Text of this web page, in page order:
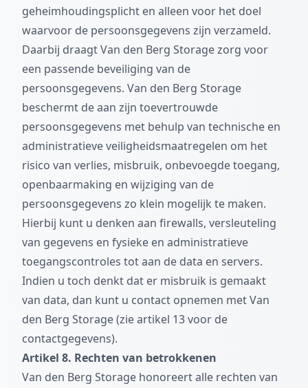
geheimhoudingsplicht en alleen voor het doel
waarvoor de persoonsgegevens zijn verzameld.
Daarbij draagt Van den Berg Storage zorg voor
een passende beveiliging van de
persoonsgegevens. Van den Berg Storage
beschermt de aan zijn toevertrouwde
persoonsgegevens met behulp van technische en
administratieve veiligheidsmaatregelen om het
risico van verlies, misbruik, onbevoegde toegang,
openbaarmaking en wijziging van de
persoonsgegevens zo klein mogelijk te maken.
Hierbij kunt u denken aan firewalls, versleuteling
van gegevens en fysieke en administratieve
toegangscontroles tot aan de data en servers.
Indien u toch denkt dat er misbruik is gemaakt
van data, dan kunt u contact opnemen met Van
den Berg Storage (zie artikel 13 voor de
contactgegevens).
Artikel 8. Rechten van betrokkenen
Van den Berg Storage honoreert alle rechten van